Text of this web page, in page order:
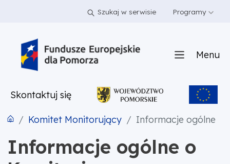
PRZEJDŹ DO TREŚCI Szukaj w serwisie Programy
Menu
Skontaktuj się
Komitet Monitorujący Informacje ogólne
Informacje ogólne o